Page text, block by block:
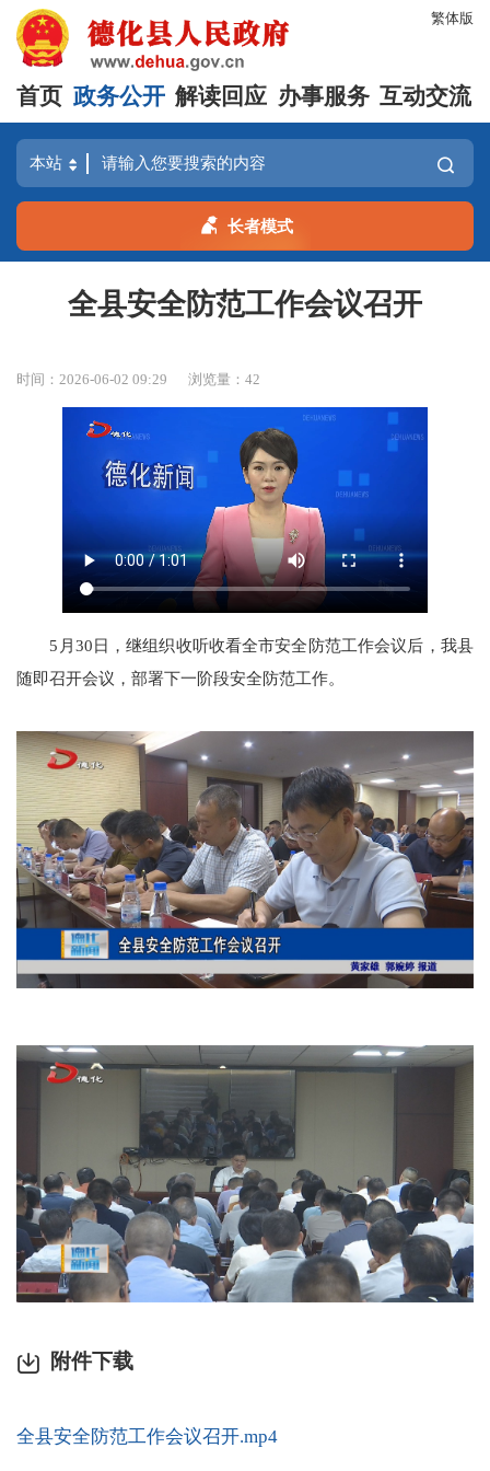
繁体版
首页 政务公开 解读回应 办事服务 互动交流
长者模式
全县安全防范工作会议召开
时间：2026-06-02 09:29 浏览量：42
5月30日，继组织收听收看全市安全防范工作会议后，我县
随即召开会议，部署下一阶段安全防范工作。
附件下载
全县安全防范工作会议召开.mp4